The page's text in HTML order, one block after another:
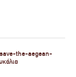
the-aegean-